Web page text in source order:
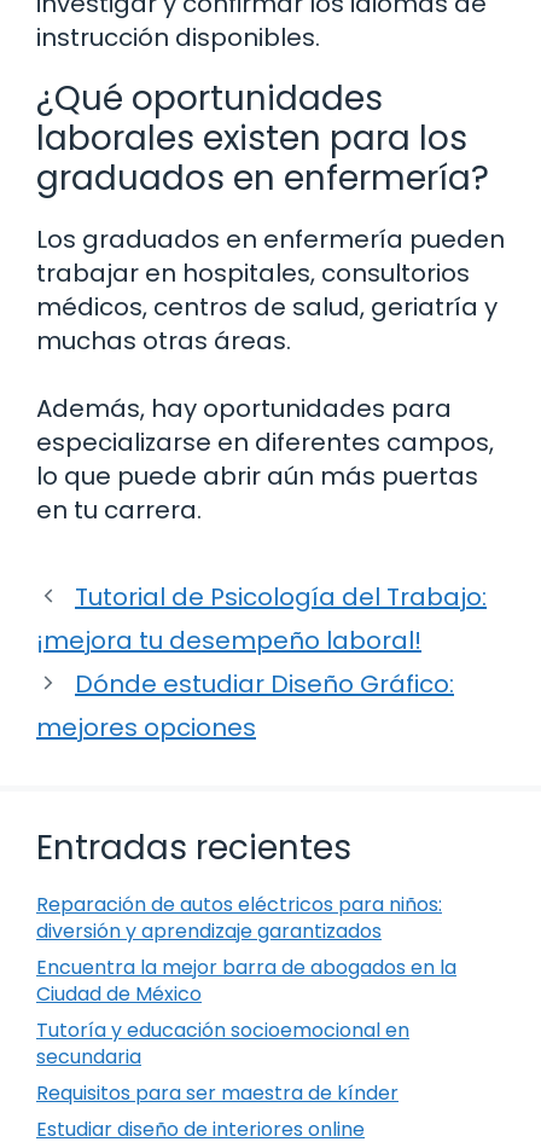
instrucción disponibles.
¿Qué oportunidades
laborales existen para los
graduados en enfermería?
Los graduados en enfermería pueden
trabajar en hospitales, consultorios
médicos, centros de salud, geriatría y
muchas otras áreas.
Además, hay oportunidades para
especializarse en diferentes campos,
lo que puede abrir aún más puertas
en tu carrera.
Tutorial de Psicología del Trabajo:
¡mejora tu desempeño laboral!
Dónde estudiar Diseño Gráfico:
mejores opciones
Entradas recientes
Reparación de autos eléctricos para niños:
diversión y aprendizaje garantizados
Encuentra la mejor barra de abogados en la
Ciudad de México
Tutoría y educación socioemocional en
secundaria
Requisitos para ser maestra de kínder
Estudiar diseño de interiores online